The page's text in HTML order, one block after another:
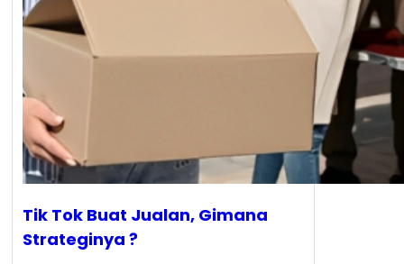
Tik Tok Buat Jualan, Gimana
Strateginya ?